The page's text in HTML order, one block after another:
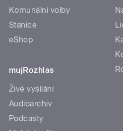
Komunální volby
Stanice
eShop
mujRozhlas
Živé vysílání
Audioarchiv
Podcasty